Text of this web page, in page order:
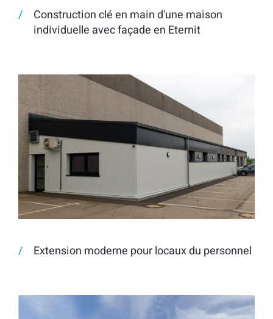
Construction clé en main d'une maison
individuelle avec façade en Eternit
Extension moderne pour locaux du personnel